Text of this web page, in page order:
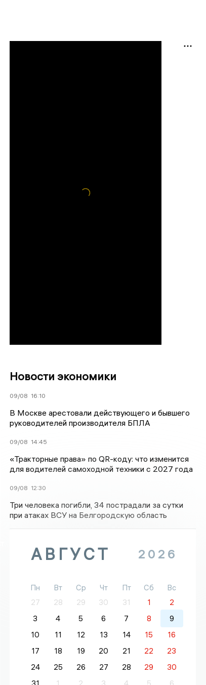
Новости экономики
09/08 16:10
В Москве арестовали действующего и бывшего
руководителей производителя БПЛА
09/08 14:45
«Тракторные права» по QR-коду: что изменится
для водителей самоходной техники с 2027 года
09/08 12:30
Три человека погибли, 34 пострадали за сутки
при атаках ВСУ на Белгородскую область
АВГУСТ 2026
Пн Вт Ср Чт Пт Сб
Вс
27
28 29 30 31 1
2
3
4 5 6 7 8
9
10
11 12 13 14 15
16
17
18 19 20 21 22
23
24
25 26 27 28 29
30